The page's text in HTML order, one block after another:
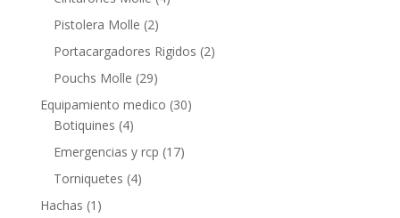
Pistolera Molle (2)
Portacargadores Rigidos (2)
Pouchs Molle (29)
Equipamiento medico (30)
Botiquines (4)
Emergencias y rcp (17)
Torniquetes (4)
Hachas (1)